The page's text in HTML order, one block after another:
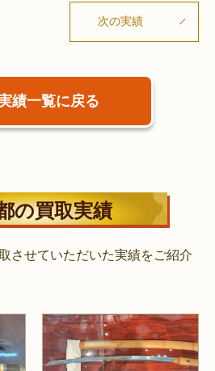
次の実績
績一覧に戻る
の買取実績
させていただいた実績をご紹介